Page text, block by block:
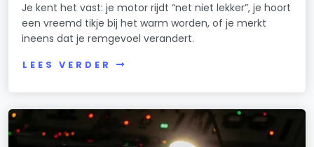
Je kent het vast: je motor rijdt “net niet lekker”, je hoort
een vreemd tikje bij het warm worden, of je merkt
ineens dat je remgevoel verandert.
LEES VERDER